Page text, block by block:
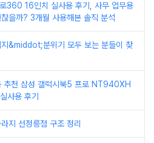
360 16인치 실사용 후기, 사무 업무용
을까? 3개월 사용해본 솔직 분석
지&middot;분위기 모두 보는 분들이 찾
추천 삼성 갤럭시북5 프로 NT940XH
사용 후기
지 선정릉점 구조 정리